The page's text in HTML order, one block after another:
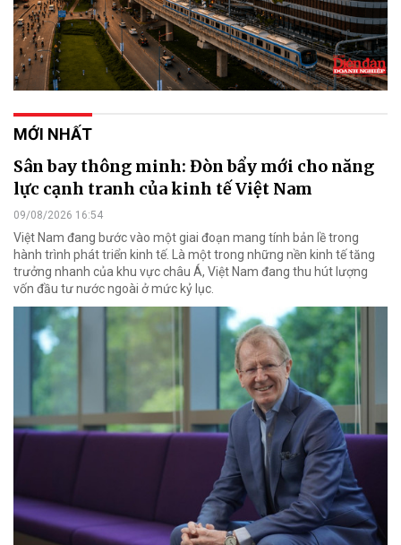
MỚI NHẤT
Sân bay thông minh: Đòn bẩy mới cho năng
lực cạnh tranh của kinh tế Việt Nam
09/08/2026 16:54
Việt Nam đang bước vào một giai đoạn mang tính bản lề trong
hành trình phát triển kinh tế. Là một trong những nền kinh tế tăng
trưởng nhanh của khu vực châu Á, Việt Nam đang thu hút lượng
vốn đầu tư nước ngoài ở mức kỷ lục.